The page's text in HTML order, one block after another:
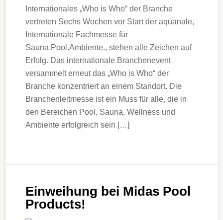
Internationales „Who is Who“ der Branche
vertreten Sechs Wochen vor Start der aquanale,
Internationale Fachmesse für
Sauna.Pool.Ambiente., stehen alle Zeichen auf
Erfolg. Das internationale Branchenevent
versammelt erneut das „Who is Who“ der
Branche konzentriert an einem Standort. Die
Branchenleitmesse ist ein Muss für alle, die in
den Bereichen Pool, Sauna, Wellness und
Ambiente erfolgreich sein […]
Einweihung bei Midas Pool
Products!